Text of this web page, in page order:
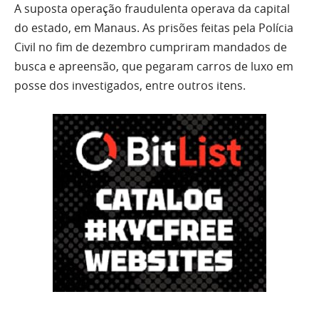
A suposta operação fraudulenta operava da capital
do estado, em Manaus. As prisões feitas pela Polícia
Civil no fim de dezembro cumpriram mandados de
busca e apreensão, que pegaram carros de luxo em
posse dos investigados, entre outros itens.